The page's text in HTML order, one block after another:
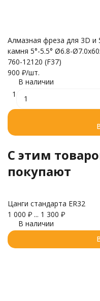
Алмазная фреза для 3D и
камня 5°-5.5° Ø6.8-
760-12120 (F37)
900 ₽/шт.
В наличии
1
C этим
покупают
Цанги стандарта ER32
1 000 ₽ ... 1 300 ₽
В наличии